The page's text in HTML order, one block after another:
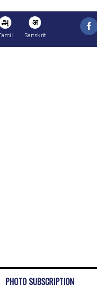
அ अ
Sanskrit
PHOTO SUBSCRIPTION